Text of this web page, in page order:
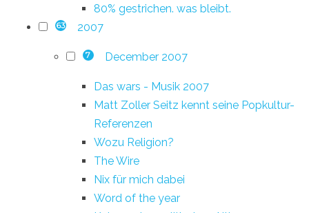
80% gestrichen. was bleibt.
63 2007
7 December 2007
Das wars - Musik 2007
Matt Zoller Seitz kennt seine Popkultur-
Referenzen
Wozu Religion?
The Wire
Nix für mich dabei
Word of the year